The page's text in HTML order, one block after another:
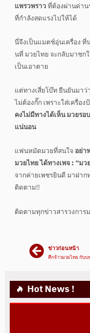
แพรวพราวที่ต้องผ่านด่าน
ที่กำลังสดแรงไปให้ได้
นี่จึงเป็นแมตช์อุ่นเครื่อง ที่
นที่ มวยไทย จะกลับมาชก
เป็นเอาตาย
แต่ทางเสี่ยโบ๊ท ยืนยันมาว่
ไม่ต้องกั๊ก เพราะใส่เครื่อง
คงไม่มีทางได้เห็น มวยร
แน่นอน
แฟนหมัดมวยที่สนใจ อย่า
มวยไทย ได้ทางเพจ : “มว
จากค่ายเพชรยินดี มาฝา
ติดตาม!!
ติดตามทุกข่าวสารวงการ
ข่าวก่อนหน้า
Hot News !